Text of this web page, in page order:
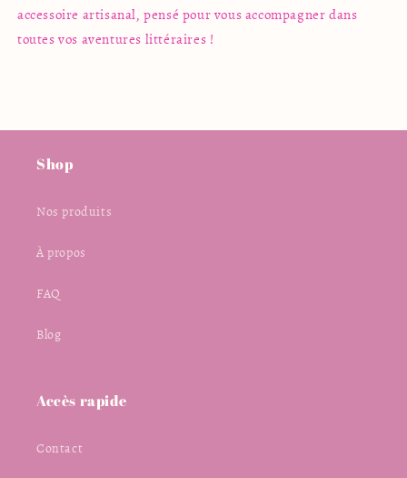
accessoire artisanal, pensé pour vous accompagner dans
toutes vos aventures littéraires !
Shop
Nos produits
À propos
FAQ
Blog
Accès rapide
Contact